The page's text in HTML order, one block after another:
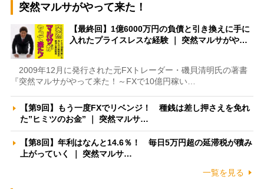
突然マルサがやって来た！
【最終回】1億6000万円の負債と引き換えに手に
入れたプライスレスな経験 ｜ 突然マルサがや…
2009年12月に発行された元FXトレーダー・磯貝清明氏の著書
『突然マルサがやって来た！～FXで10億円稼い…
【第9回】もう一度FXでリベンジ！ 種銭は差し押さえを免れ
た”ヒミツのお金” ｜ 突然マルサ…
【第8回】年利はなんと14.6％！ 毎日5万円超の延滞税が積み
上がっていく ｜ 突然マルサ…
一覧を見る